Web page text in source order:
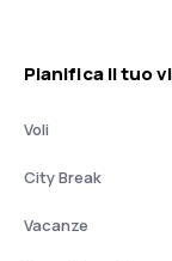
Pianifica il tuo
Voli
City Break
Vacanze